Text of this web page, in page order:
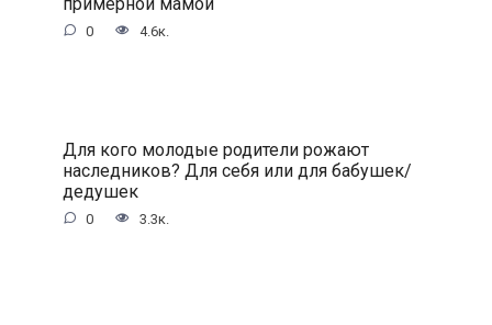
0 4.6к.
Для кого молодые родители рожают
наследников? Для себя или для бабушек/
дедушек
0 3.3к.